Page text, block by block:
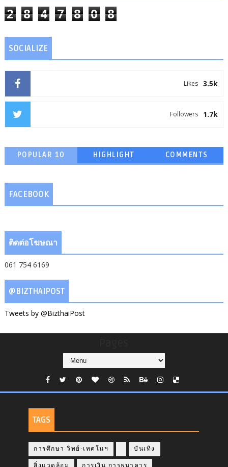
2 8 4 7 8 0 8
SOCIALIZE
3.5k
Likes
1.7k
Followers
POPULAR 10 HIGHLIGHT COMMENTS
FACEBOOK
ติดต่อโฆษณา
061 754 6169
@BIZTHAIPOST
Tweets by @BizthaiPost
TAGS
การศึกษา วิทย์-เทคโนฯ บันเทิง